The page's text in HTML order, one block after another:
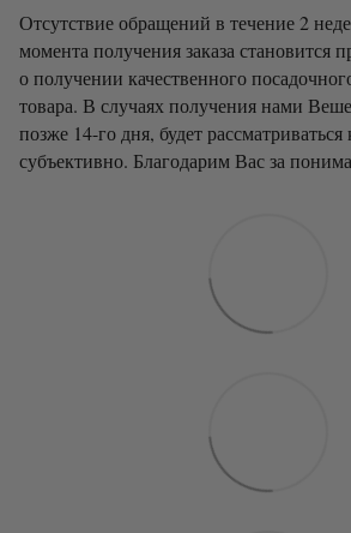
Отсутствие обращений в течение 2
момента получения заказа становится
о получении качественного
товара. В случаях получения нами
позже 14-го дня, будет
субъективно. Благодарим Вас за